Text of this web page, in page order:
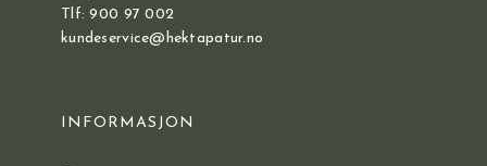
Tlf: 900 97 002
kundeservice@hektapatur.no
INFORMASJON